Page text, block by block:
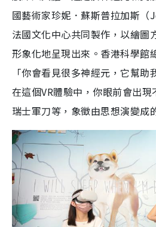
國藝術家珍妮．蘇斯普拉加斯
法國文化中心共同製作，以繪圖
形象化地呈現出來。香港科學館
「你會看見很多神經元，它幫
在這個VR體驗中，你眼前會出現
瑞士軍刀等，象徵由思想演變成